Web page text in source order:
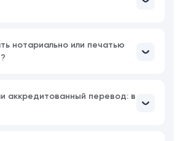
нотариально или печатью
аккредитованный перевод: в